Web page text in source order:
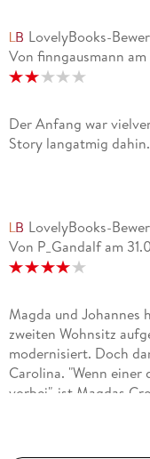
LovelyBooks-
Von finngausmann am
Der Anfang war
Story langatmig dahin.
LovelyBooks-
Von P_Gandalf am
Magda und Johannes
zweiten Wohnsitz
modernisiert. Doch
Carolina. "Wenn einer
vorbei", ist Magdas